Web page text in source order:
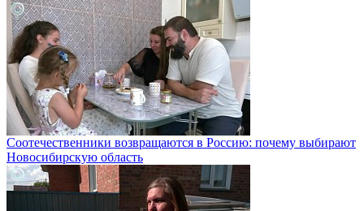
Соотечественники возвращаются в Россию: почему выбирают
Новосибирскую область